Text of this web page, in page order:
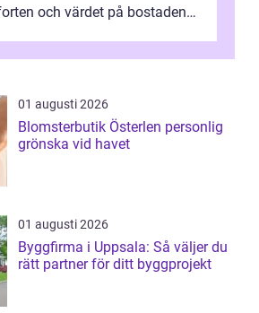
och värdet på bostaden.
01 augusti 2026
Blomsterbutik Österlen personlig
grönska vid havet
01 augusti 2026
Byggfirma i Uppsala: Så väljer du
rätt partner för ditt byggprojekt